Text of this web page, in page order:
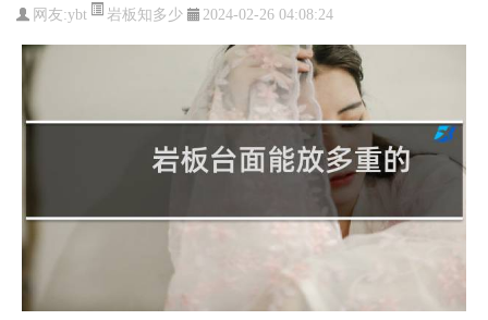
网友:ybt 岩板知多少 2024-02-26 04:08:24